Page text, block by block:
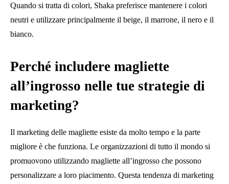
Quando si tratta di colori, Shaka preferisce mantenere i colori
neutri e utilizzare principalmente il beige, il marrone, il nero e il
bianco.
Perché includere magliette
all’ingrosso nelle tue strategie di
marketing?
Il marketing delle magliette esiste da molto tempo e la parte
migliore è che funziona. Le organizzazioni di tutto il mondo si
promuovono utilizzando magliette all’ingrosso che possono
personalizzare a loro piacimento. Questa tendenza di marketing